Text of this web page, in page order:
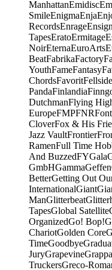
ManhattanEmidisc
SmileEnigmaEnja
RecordsEnrageEnsign
TapesEratoErmitage
NoirEternaEuroArts
BeatFabrikaFactory
YouthFameFantasy
ChordsFavoritFellside
PandaFinlandia
DutchmanFlying
EuropeFMPFNR
CloverFox & His
Jazz VaultFrontier
RamenFull Time
And BuzzedFYGala
GmbHGammaGeffen
BetterGetting Out
InternationalGiant
ManGlitterbeat
TapesGlobal Satellite
OrganizedGo! Bop!
ChariotGolden Core
TimeGoodbye
JuryGrapevineGrappa
TruckersGreco-